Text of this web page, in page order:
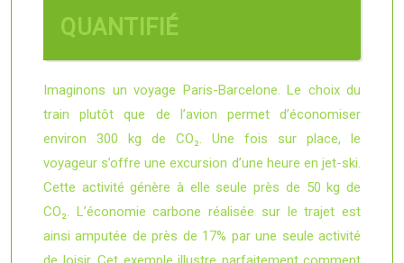
QUANTIFIÉ
Imaginons un voyage Paris-Barcelone. Le choix du
train plutôt que de l’avion permet d’économiser
environ 300 kg de CO₂. Une fois sur place, le
voyageur s’offre une excursion d’une heure en jet-ski.
Cette activité génère à elle seule près de 50 kg de
CO₂. L’économie carbone réalisée sur le trajet est
ainsi amputée de près de 17% par une seule activité